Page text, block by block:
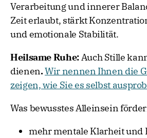
Verarbeitung und innerer
Zeit erlaubt, stärkt
und emotionale Stabilität.
Heilsame Ruhe:Auch Stille
dienen.Wir nennen Ihnen die
zeigen, wie Sie es selbst
Was bewusstes Alleinsein
mehr mentale Klarheit und